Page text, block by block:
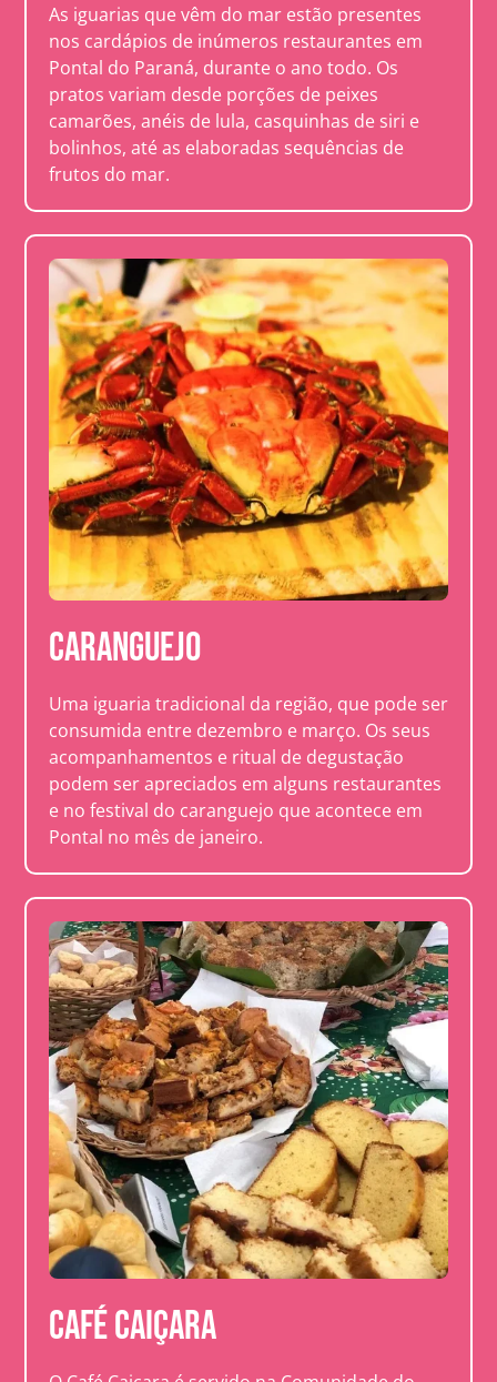
As iguarias que vêm do mar estão presentes
nos cardápios de inúmeros restaurantes em
Pontal do Paraná, durante o ano todo. Os
pratos variam desde porções de peixes
camarões, anéis de lula, casquinhas de siri e
bolinhos, até as elaboradas sequências de
frutos do mar.
Caranguejo
Uma iguaria tradicional da região, que pode ser
consumida entre dezembro e março. Os seus
acompanhamentos e ritual de degustação
podem ser apreciados em alguns restaurantes
e no festival do caranguejo que acontece em
Pontal no mês de janeiro.
Café Caiçara